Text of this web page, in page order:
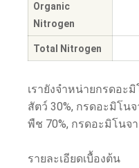
Organic
Nitrogen
Total Nitrogen
เรายังจำหน่ายกรดอะ
สัตว์ 30%, กรดอะมิโน
พืช 70%, กรดอะมิโนจ
รายละเอียดเบื้องต้น